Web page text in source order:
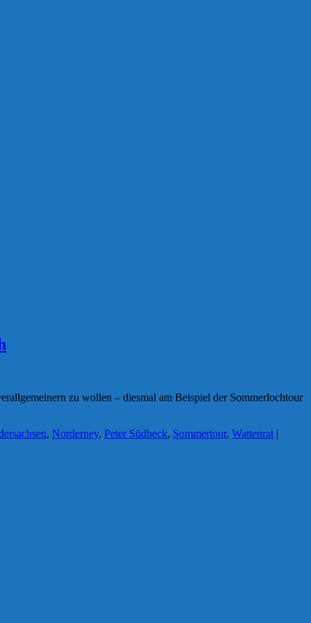
zu wollen – diesmal am Beispiel der Sommerlochtour
, Norderney, Peter Südbeck, Sommertour, Wattenrat |